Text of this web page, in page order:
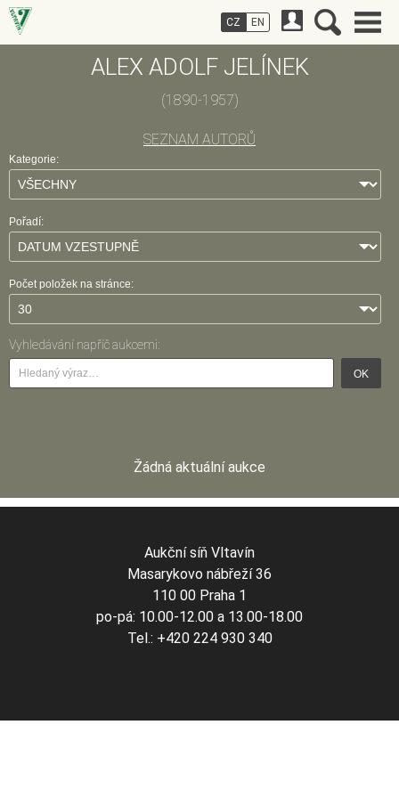
ALEX ADOLF JELÍNEK
(1890-1957)
SEZNAM AUTORŮ
Kategorie:
Pořadí:
Počet položek na stránce:
Vyhledávání napříč aukcemi:
OK
Žádná aktuální aukce
CZ EN
Aukční síň Vltavín
Masarykovo nábřeží 36
110 00 Praha 1
po-pá: 10.00-12.00 a 13.00-18.00
Tel.: +420 224 930 340